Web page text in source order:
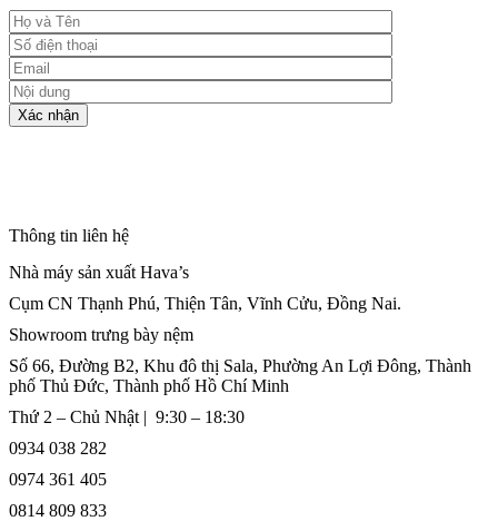
Thông tin liên hệ
Nhà máy sản xuất Hava’s
Cụm CN Thạnh Phú, Thiện Tân, Vĩnh Cửu, Đồng Nai.
Showroom trưng bày nệm
Số 66, Đường B2, Khu đô thị Sala, Phường An Lợi Đông, Thành
phố Thủ Đức, Thành phố Hồ Chí Minh
Thứ 2 – Chủ Nhật | 9:30 – 18:30
0934 038 282
0974 361 405
0814 809 833